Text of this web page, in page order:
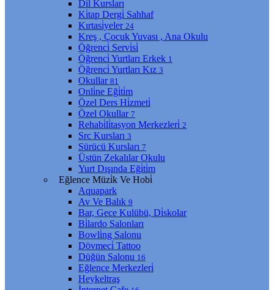
Di̇l Kursları
Ki̇tap Dergi̇ Sahhaf
Kırtasi̇yeler 24
Kreş , Çocuk Yuvası , Ana Okulu
Öğrenci̇ Servi̇si̇
Öğrenci̇ Yurtları Erkek 1
Öğrenci̇ Yurtları Kız 3
Okullar 81
Onli̇ne Eği̇ti̇m
Özel Ders Hi̇zmeti̇
Özel Okullar 7
Rehabi̇li̇tasyon Merkezleri̇ 2
Src Kursları 3
Sürücü Kursları 7
Üstün Zekalılar Okulu
Yurt Dışında Eği̇ti̇m
Eğlence Müzi̇k Ve Hobi̇
Aquapark
Av Ve Balık 9
Bar, Gece Kulübü, Di̇skolar
Bi̇lardo Salonları
Bowli̇ng Salonu
Dövmeci̇ Tattoo
Düğün Salonu 16
Eğlence Merkezleri̇
Heykeltraş